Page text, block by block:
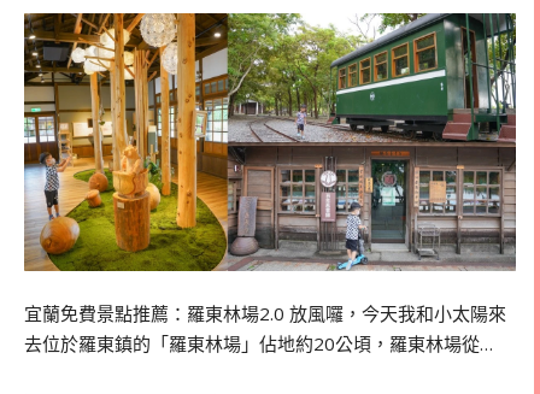
宜蘭免費景點推薦：羅東林場2.0 放風囉，今天我和小太陽來
去位於羅東鎮的「羅東林場」佔地約20公頃，羅東林場從…